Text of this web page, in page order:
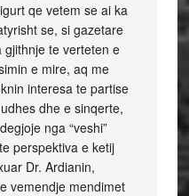
qe vetem se ai ka
se, si gazetare
te verteten e
e mire, aq me
interesa te partise
dhe e sinqerte,
nga “veshi”
perspektiva e ketij
Dr. Ardianin,
vemendje mendimet